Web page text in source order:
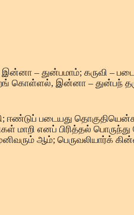
இன்னா – துன்பமாம்; கருவி –
கொள்ளல், இன்னா – துன்பந்
ஈண்டுப் படையது
எனப் பிரித்தல்
ஆம்; பெருவலியார்க்